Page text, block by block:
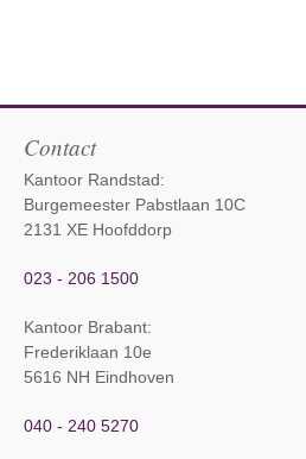
Contact
Kantoor Randstad:
Burgemeester Pabstlaan 10C
2131 XE Hoofddorp
023 - 206 1500
Kantoor Brabant:
Frederiklaan 10e
5616 NH Eindhoven
040 - 240 5270